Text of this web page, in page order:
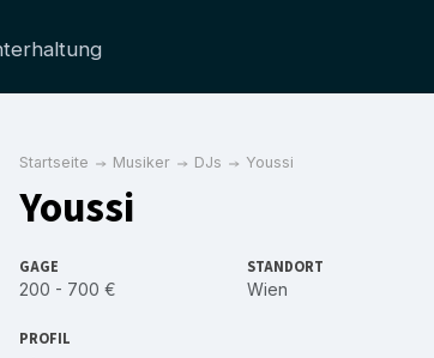
Startseite Musiker DJs Youssi
Youssi
GAGE
200 - 700 €
STANDORT
Wien
PROFIL